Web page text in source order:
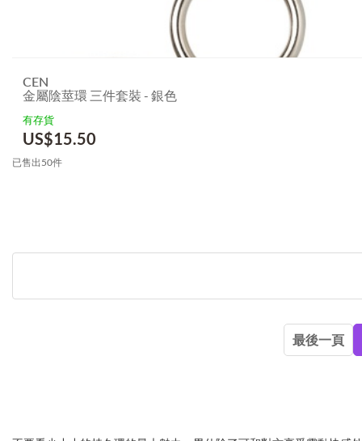
CEN
金屬陰莖環 三件套裝 - 銀色
有存貨
US$15.50
已售出50件
最後一頁